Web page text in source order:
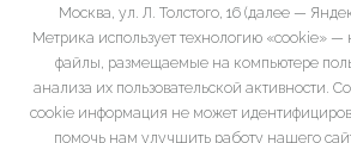
Москва, ул. Л. Толстого, 16 (далее —
Метрика использует технологию «cookie»
файлы, размещаемые на компьютере
анализа их пользовательской активности.
cookie информация не может
помочь нам улучшить работу нашего